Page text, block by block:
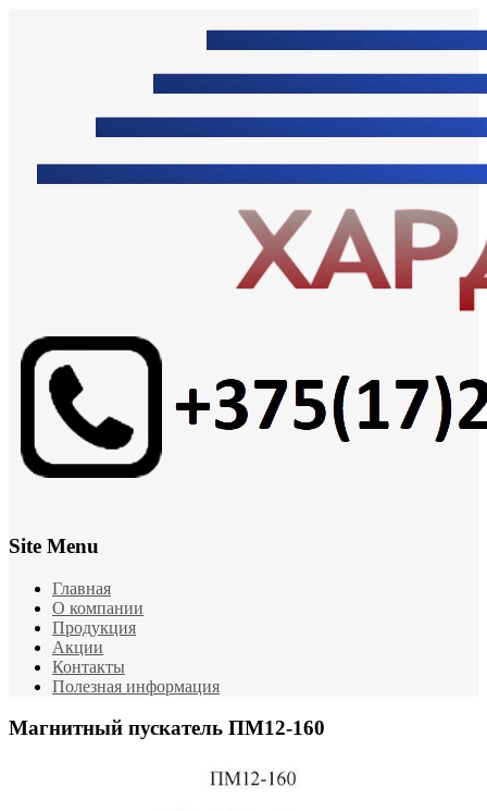
Site Menu
Главная
О компании
Продукция
Акции
Контакты
Полезная информация
Магнитный пускатель ПМ12-160